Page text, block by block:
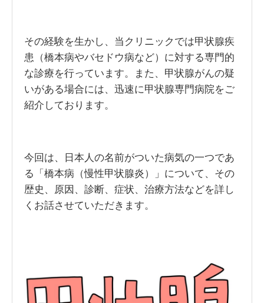
その経験を生かし、当クリニックでは甲状腺疾
患（橋本病やバセドウ病など）に対する専門的
な診療を行っています。また、甲状腺がんの疑
いがある場合には、迅速に甲状腺専門病院をご
紹介しております。
今回は、日本人の名前がついた病気の一つであ
る「橋本病（慢性甲状腺炎）」について、その
歴史、原因、診断、症状、治療方法などを詳し
くお話させていただきます。